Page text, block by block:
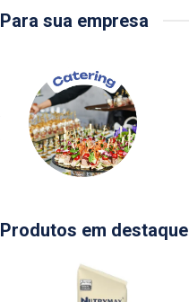
Para sua empresa
Produtos em destaque